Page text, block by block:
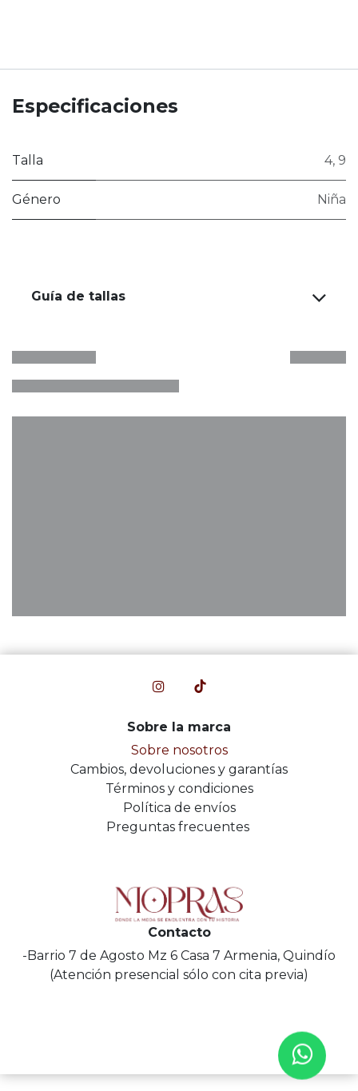
Especificaciones
Talla 4, 9
Género Niña
Guía de tallas
Sobre la marca
Sobre nosotros
Cambios, devoluciones y garantías
Términos y condiciones
Política de envíos
Preguntas frecuentes
Contacto
-Barrio 7 de Agosto Mz 6 Casa 7 Armenia, Quindío
(Atención presencial sólo con cita previa)